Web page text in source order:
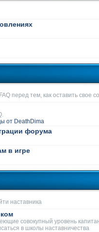
перед тем, как оставить свое
от DeathDima
форума
в игре
наставника
совокупный уровень
в школы наставничества